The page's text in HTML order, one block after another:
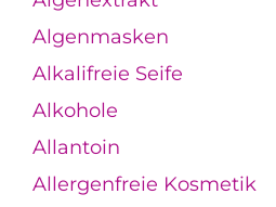
Algenmasken
Alkalifreie Seife
Alkohole
Allantoin
Allergenfreie Kosmetik